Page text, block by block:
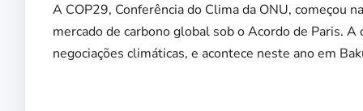
A COP29, Conferência do Clima da ONU, começou
mercado de carbono global sob o Acordo de Paris.
negociações climáticas, e acontece neste ano em